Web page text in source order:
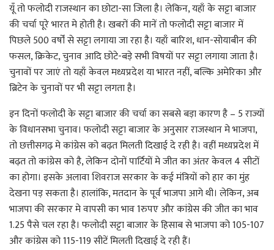
यूँ तो फलोदी राजस्थान का छोटा-सा जिला है। लेकिन, यहाँ के सट्टा बाजार
की चर्चा पूरे भारत मे होती है। खबरों की मानें तो फलोदी सट्टा बाजार में
पिछले 500 वर्षों से सट्टा लगाया जा रहा है। यहाँ बारिश, धान-सोयाबीन की
फसल, क्रिकेट, चुनाव आदि छोटे-बड़े सभी विषयों पर सट्टा लगाया जाता है।
चुनावों पर जाएं तो यहाँ केवल मध्यप्रदेश या भारत नहीं, बल्कि अमेरिका और
ब्रिटेन के चुनावों पर भी सट्टा लगता है।
इन दिनों फलोदी के सट्टा बाजार की चर्चा का सबसे बड़ा कारण है – 5 राज्यों
के विधानसभा चुनाव। फलोदी सट्टा बाजार के अनुसार राजस्थान मे भाजपा,
तो छत्तीसगढ़ मे कांग्रेस को बढ़त मिलती दिखाई दे रही है। वहीं मध्यप्रदेश में
बढ़त तो कांग्रेस को है, लेकिन दोनों पार्टियों मे जीत का अंतर केवल 4 सीटों
का होगा। इसके अलावा शिवराज सरकार के कई मंत्रियों को हार का मुंह
देखना पड़ सकता है। हालांकि, मतदान के पूर्व भाजपा आगे थी। लेकिन, अब
भाजपा की सरकार मे वापसी का भाव 1रुपए और कांग्रेस की जीत का भाव
1.25 पैसे चल रहा है। फलोदी सट्टा बाजार के हिसाब से भाजपा को 105-107
और कांग्रेस को 115-119 सीटें मिलती दिखाई दे रही हैं।